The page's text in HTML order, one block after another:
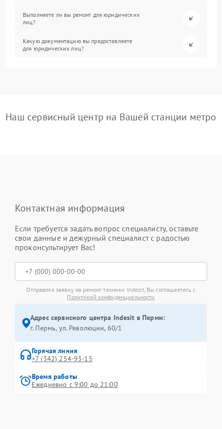
Выполняете ли вы ремонт для юридических
лиц?
Какую документацию вы предоставляете
для юридических лиц?
Наш сервисный центр на Вашей станции метро
Контактная информация
Если требуется задать вопрос специалисту, оставьте
свои данные и дежурный специалист с радостью
проконсультирует Вас!
Отправляя заявку на ремонт техники Indesit, Вы соглашаетесь с
Политикой конфиденциальности
Адрес сервисного центра Indesit в Перми:
г. Пермь, ул. ​Революции, 60/1
Горячая линия
+7 (342) 254-93-15
Время работы
Ежедневно с 9:00 до 21:00